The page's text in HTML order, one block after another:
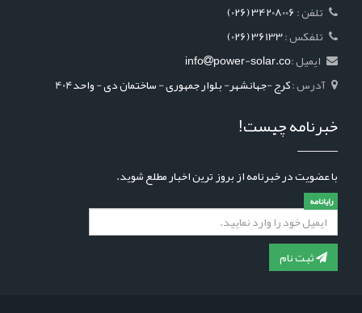
(026) 34208006
(026) 36133
ایمیل :
info power-solar.co
آدرس :کرج -جهانشهر- بلوار جمهوری - ساختمان دی - واحد404
خبرنامه چیست!
با عضویت در خبرنامه از بروز ترین اخبار مطلع شوید.
رایانامه
ثبت نام